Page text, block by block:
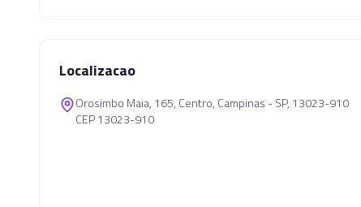
Localizacao
Orosimbo Maia, 165, Centro, Campinas - SP, 13023-910
CEP 13023-910